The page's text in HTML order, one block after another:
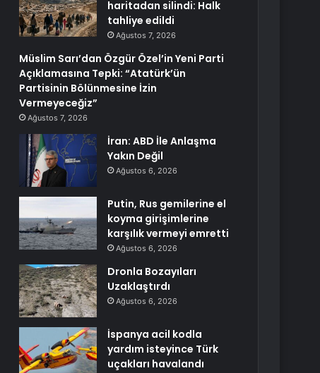
haritadan silindi: Halk
tahliye edildi
Ağustos 7, 2026
Müslim Sarı’dan Özgür Özel’in Yeni Parti
Açıklamasına Tepki: “Atatürk’ün
Partisinin Bölünmesine İzin
Vermeyeceğiz”
Ağustos 7, 2026
İran: ABD İle Anlaşma
Yakın Değil
Ağustos 6, 2026
Putin, Rus gemilerine el
koyma girişimlerine
karşılık vermeyi emretti
Ağustos 6, 2026
Dronla Bozayıları
Uzaklaştırdı
Ağustos 6, 2026
İspanya acil kodla
yardım isteyince Türk
uçakları havalandı